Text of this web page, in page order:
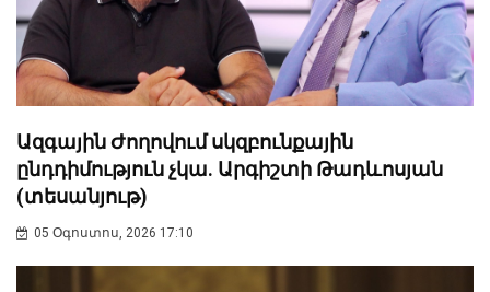
Ազգային Ժողովում սկզբունքային
ընդդիմություն չկա. Արգիշտի Թադևոսյան
(տեսանյութ)
05 Օգոստոս, 2026 17:10